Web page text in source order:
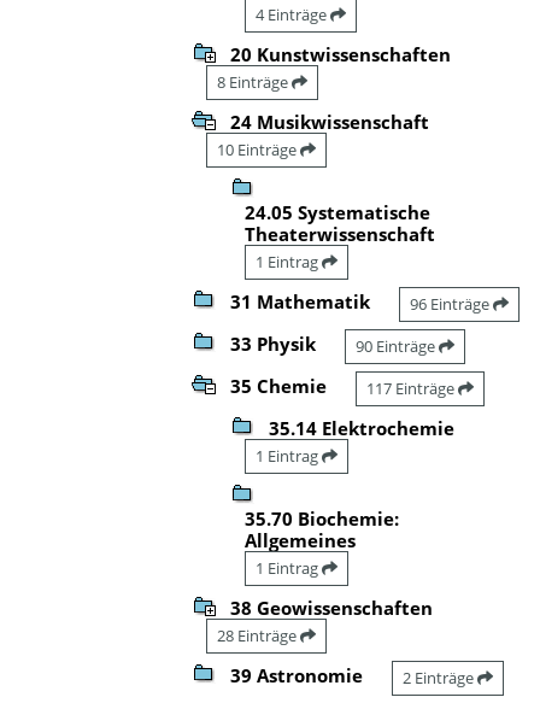
4 Einträge
20 Kunstwissenschaften
8 Einträge
24 Musikwissenschaft
10 Einträge
24.05 Systematische
Theaterwissenschaft
1 Eintrag
31 Mathematik 96 Einträge
33 Physik 90 Einträge
35 Chemie 117 Einträge
35.14 Elektrochemie
1 Eintrag
35.70 Biochemie:
Allgemeines
1 Eintrag
38 Geowissenschaften
28 Einträge
39 Astronomie 2 Einträge